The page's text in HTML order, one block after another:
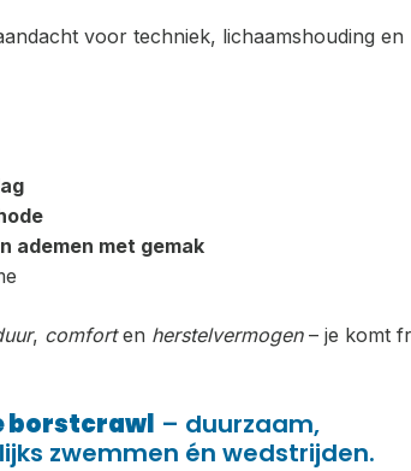
voor techniek, lichaamshouding en
ademen met gemak
, comforten herstelvermogen– je komt
borstcrawl – duurzaam,
zwemmen én wedstrijden.